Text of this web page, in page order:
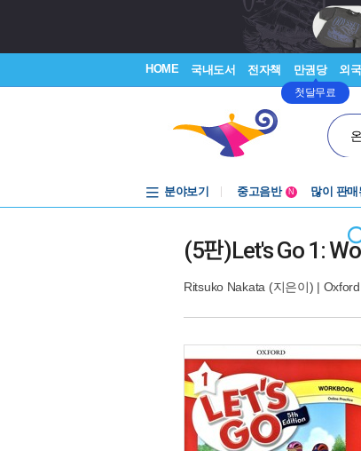
HOME 국내도서 전자책 만권당
첫달무료
외
분야보기
중고음반
N 많이 판매
(5판)Let's Go 1:
Ritsuko Nakata (지은이) | Oxford